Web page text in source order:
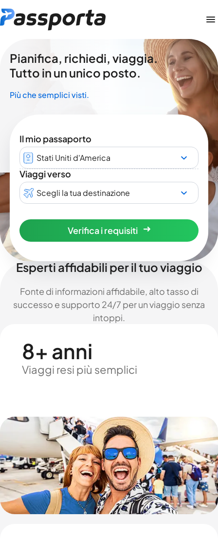
Pianifica, richiedi, viaggia.
Tutto in un unico posto.
Più che semplici visti.
Il mio passaporto
Stati Uniti d'America
Viaggi verso
Scegli la tua destinazione
Verifica i requisiti
Esperti affidabili per il tuo viaggio
Fonte di informazioni affidabile, alto tasso di
successo e supporto 24/7 per un viaggio senza
intoppi.
8+ anni
Viaggi resi più semplici